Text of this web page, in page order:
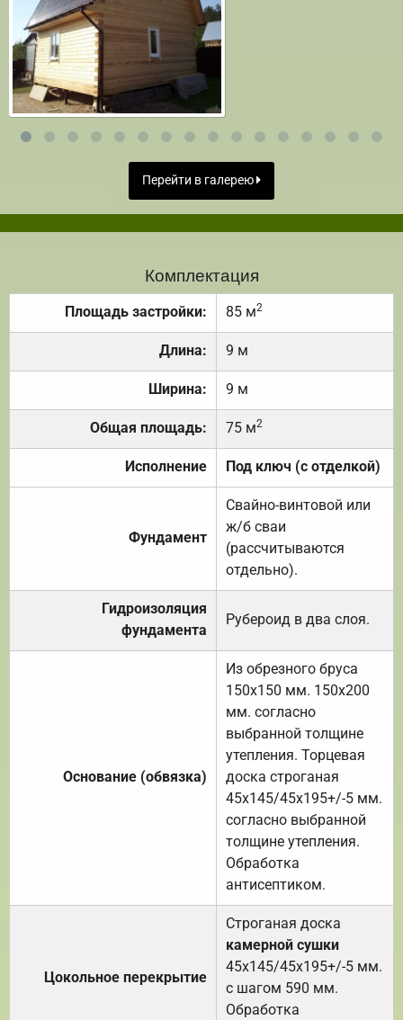
Перейти в галерею
Комплектация
Площадь застройки: 85 м2
Длина: 9 м
Ширина: 9 м
Общая площадь: 75 м2
Исполнение Под ключ (с отделкой)
Фундамент
Свайно-винтовой или
ж/б сваи
(рассчитываются
отдельно).
Гидроизоляция
фундамента
Рубероид в два слоя.
Основание (обвязка)
Из обрезного бруса
150х150 мм. 150х200
мм. согласно
выбранной толщине
утепления. Торцевая
доска строганая
45х145/45х195+/-5 мм.
согласно выбранной
толщине утепления.
Обработка
антисептиком.
Цокольное перекрытие
Строганая доска
камерной сушки
45х145/45х195+/-5 мм.
с шагом 590 мм.
Обработка